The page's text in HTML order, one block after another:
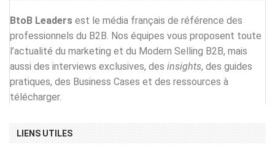
BtoB Leaders est le média français de référence des
professionnels du B2B. Nos équipes vous proposent toute
l’actualité du marketing et du Modern Selling B2B, mais
aussi des interviews exclusives, des insights, des guides
pratiques, des Business Cases et des ressources à
télécharger.
LIENS UTILES